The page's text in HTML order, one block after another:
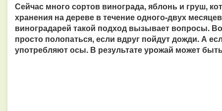
Сейчас много сортов винограда, яблонь и груш,
хранения на дереве в течение одного-двух
виноградарей такой подход вызывает вопросы.
просто полопаться, если вдруг пойдут дожди. А
употребляют осы. В результате урожай может